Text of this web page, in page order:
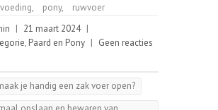
, pony,
ruwvoer
| 21 maart 2024 |
, Paard en Pony | Geen reacties
je handig een zak voer open?